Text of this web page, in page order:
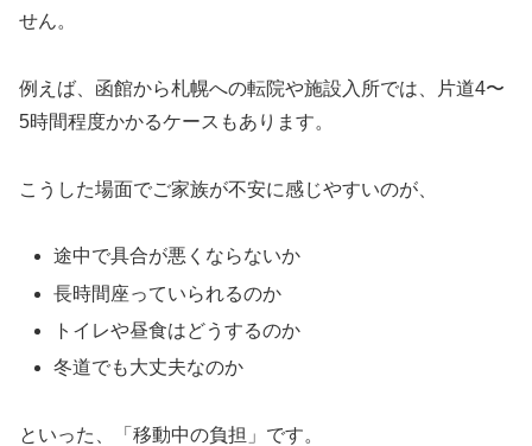
せん。
例えば、函館から札幌への転院や施設入所では、片道4〜
5時間程度かかるケースもあります。
こうした場面でご家族が不安に感じやすいのが、
途中で具合が悪くならないか
長時間座っていられるのか
トイレや昼食はどうするのか
冬道でも大丈夫なのか
といった、「移動中の負担」です。